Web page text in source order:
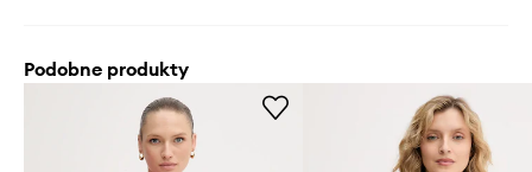
Podobne produkty